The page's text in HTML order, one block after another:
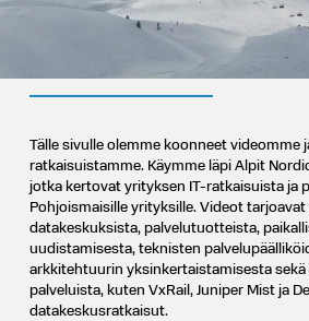
Tälle sivulle olemme koonneet videomme
ratkaisuistamme. Käymme läpi Alpit
jotka kertovat yrityksen IT-ratkaisuista ja
Pohjoismaisille yrityksille. Videot
datakeskuksista, palvelutuotteista,
uudistamisesta, teknisten
arkkitehtuurin yksinkertaistamisesta
palveluista, kuten VxRail, Juniper Mist ja
datakeskusratkaisut.